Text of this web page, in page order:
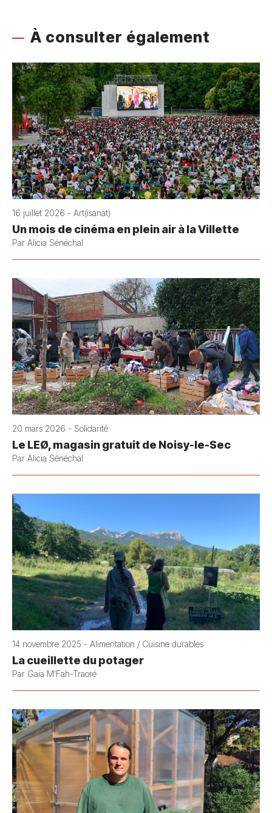
À consulter également
16 juillet 2026 - Art(isanat)
Un mois de cinéma en plein air à la Villette
Par Alicia Sénéchal
20 mars 2026 - Solidarité
Le LEØ, magasin gratuit de Noisy-le-Sec
Par Alicia Sénéchal
14 novembre 2025 - Alimentation / Cuisine durables
La cueillette du potager
Par Gaïa M'Fah-Traoré